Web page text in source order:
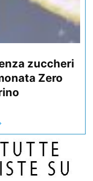
zuccheri
Zero